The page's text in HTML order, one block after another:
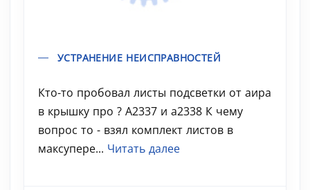
УСТРАНЕНИЕ НЕИСПРАВНОСТЕЙ
Кто-то пробовал листы подсветки от аира
в крышку про ? A2337 и a2338 К чему
вопрос то - взял комплект листов в
максупере... Читать далее